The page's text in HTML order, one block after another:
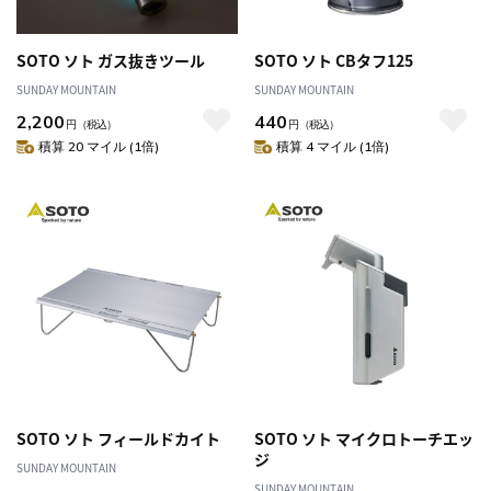
SOTO ソト ガス抜きツール
SUNDAY MOUNTAIN
2,200 円 （税込）
積算 20 マイル (1倍)
SOTO ソト CBタフ125
SUNDAY MOUNTAIN
440 円 （税込）
積算 4 マイル (1倍)
SOTO ソト フィールドカイト
SUNDAY MOUNTAIN
SOTO ソト マイクロトーチエッ
ジ